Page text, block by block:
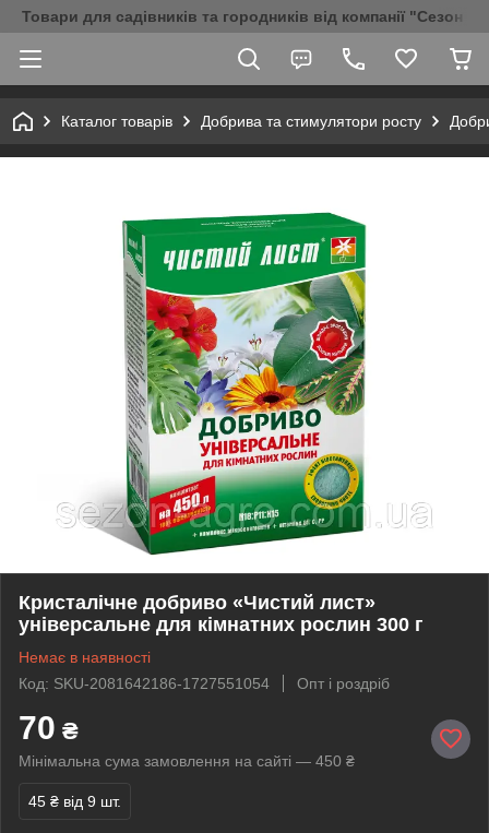
Товари для садівників та городників від компанії "Сезон
Каталог товарів Добрива та стимулятори росту
Кристалічне добриво «Чистий лист»
універсальне для кімнатних рослин 300 г
Немає в наявності
Код: SKU-2081642186-1727551054
Опт і роздріб
70 ₴
Мінімальна сума замовлення на сайті — 450 ₴
45 ₴ від 9 шт.